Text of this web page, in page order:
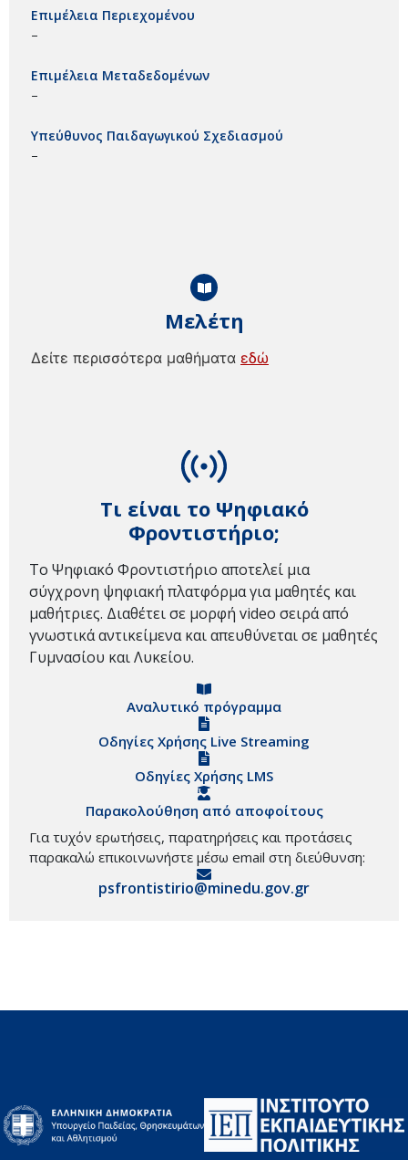
Τι είναι το Ψηφιακό
Φροντιστήριο;
Το Ψηφιακό Φροντιστήριο αποτελεί μια
σύγχρονη ψηφιακή πλατφόρμα για μαθητές και
μαθήτριες. Διαθέτει σε μορφή video σειρά από
γνωστικά αντικείμενα και απευθύνεται σε μαθητές
Γυμνασίου και Λυκείου.
Αναλυτικό πρόγραμμα
Οδηγίες Χρήσης Live Streaming
Οδηγίες Χρήσης LMS
Παρακολούθηση από αποφοίτους
Για τυχόν ερωτήσεις, παρατηρήσεις και προτάσεις
παρακαλώ επικοινωνήστε μέσω email στη διεύθυνση:
psfrontistirio@minedu.gov.gr
Μελέτη
Δείτε περισσότερα μαθήματα εδώ
Επιμέλεια Περιεχομένου
–
Επιμέλεια Μεταδεδομένων
–
Υπεύθυνος Παιδαγωγικού Σχεδιασμού
–